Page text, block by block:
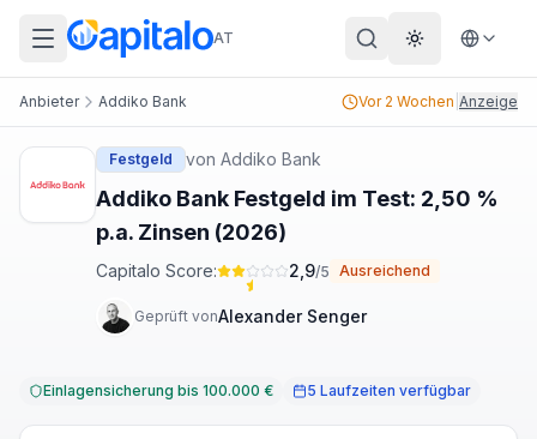
AT Theme
Anbieter Addiko Bank Vor 2 Wochen Anzeige
Festgeld von Addiko Bank
Addiko Bank Festgeld im Test: 2,50 %
p.a. Zinsen (2026)
Capitalo Score: 2,9/5 Ausreichend
Geprüft vonAlexander Senger
Einlagensicherung bis 100.000 € 5 Laufzeiten verfügbar